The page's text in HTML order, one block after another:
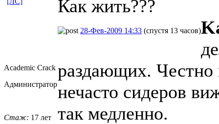
Как жить???
Academic Crack
Администратор
Стаж: 17 лет
28-Фев-2009 14:33 (спустя 13 часов)
раздающих. Честно
нечасто сидеров
так медленно.